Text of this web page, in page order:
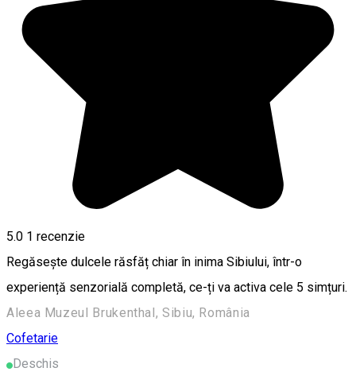
5.0 1 recenzie
Regăsește dulcele răsfăț chiar în inima Sibiului, într-o
experiență senzorială completă, ce-ți va activa cele 5 simțuri.
Aleea Muzeul Brukenthal, Sibiu, România
Cofetarie
Deschis